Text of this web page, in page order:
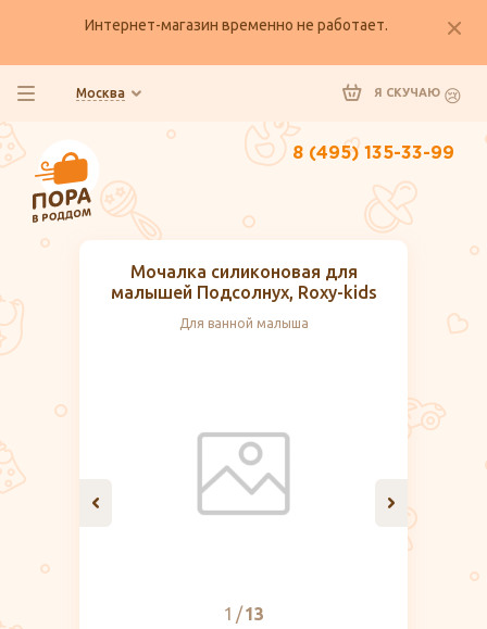
Интернет-магазин временно не работает.
Москва Я СКУЧАЮ
8 (495) 135-33-99
Мочалка силиконовая для
малышей Подсолнух, Roxy-kids
Для ванной малыша
1 13